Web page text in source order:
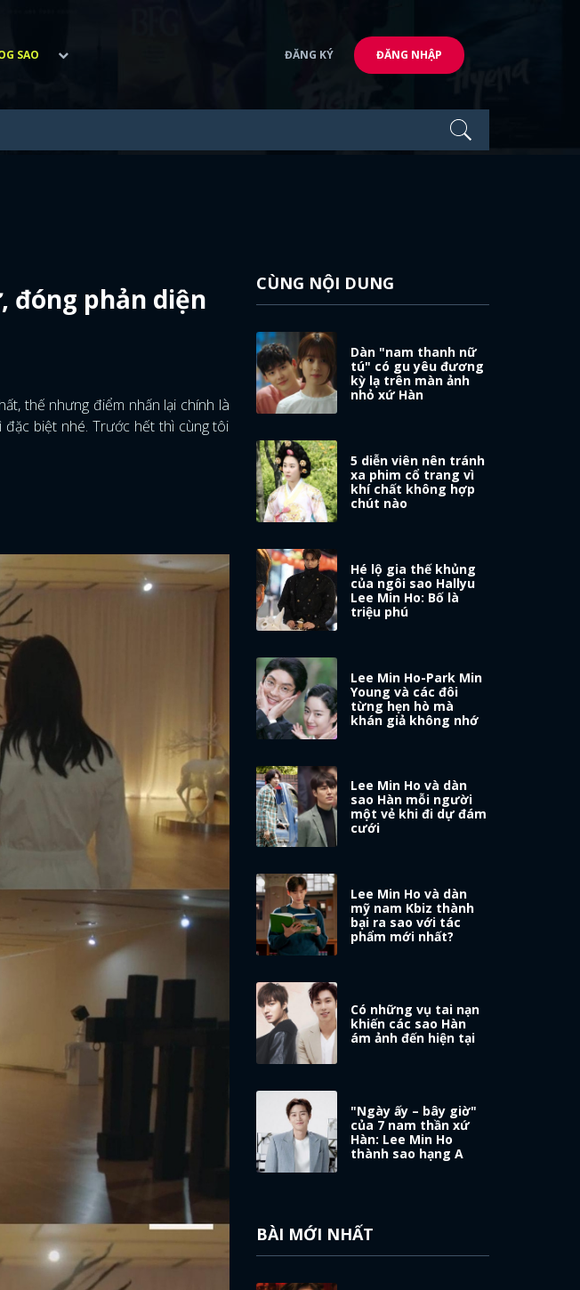
SAO ĐĂNG KÝ ĐĂNG NHẬP
đóng phản diện
thế nhưng điểm nhấn lại chính là
biệt nhé. Trước hết thì cùng tôi
CÙNG NỘI DUNG
Dàn "nam thanh nữ
tú" có gu yêu đương
kỳ lạ trên màn ảnh
nhỏ xứ Hàn
5 diễn viên nên tránh
xa phim cổ trang vì
khí chất không hợp
chút nào
Hé lộ gia thế khủng
của ngôi sao Hallyu
Lee Min Ho: Bố là
triệu phú
Lee Min Ho-Park Min
Young và các đôi
từng hẹn hò mà
khán giả không nhớ
Lee Min Ho và dàn
sao Hàn mỗi người
một vẻ khi đi dự đám
cưới
Lee Min Ho và dàn
mỹ nam Kbiz thành
bại ra sao với tác
phẩm mới nhất?
Có những vụ tai nạn
khiến các sao Hàn
ám ảnh đến hiện tại
"Ngày ấy – bây giờ"
của 7 nam thần xứ
Hàn: Lee Min Ho
thành sao hạng A
BÀI MỚI NHẤT